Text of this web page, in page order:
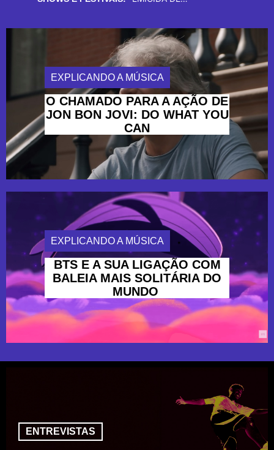
EXPLICANDO A MÚSICA
O CHAMADO PARA A AÇÃO DE
JON BON JOVI: DO WHAT YOU
CAN
EXPLICANDO A MÚSICA
BTS E A SUA LIGAÇÃO COM
BALEIA MAIS SOLITÁRIA DO
MUNDO
ENTREVISTAS